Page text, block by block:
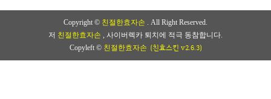
Copyright © 친절한효자손 . All Right Reserved.
저 친절한효자손 , 사이버렉카 퇴치에 적극 동참합니다.
Copyleft © 친절한효자손 (친효스킨 v2.6.3)